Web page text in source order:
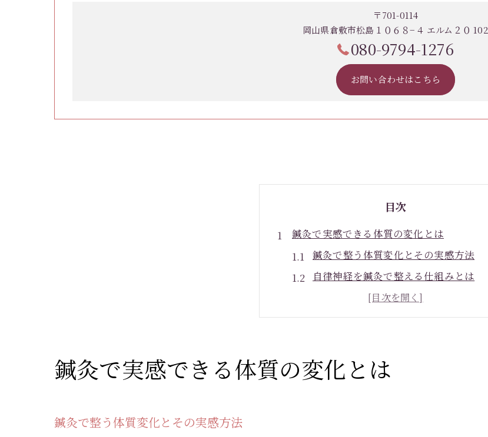
〒701-0114
岡山県倉敷市松島１０６８−４ エルム２０ 102
080-9794-1276
お問い合わせはこちら
目次
鍼灸で実感できる体質の変化とは
鍼灸で整う体質変化とその実感方法
自律神経を鍼灸で整える仕組みとは
鍼灸施術後に期待できる体調の変化
肩こりや疲労感への鍼灸効果を解説
体調不良に悩む方へ鍼灸の根本ケア
鍼灸が体調不良改善に役立つ理由
鍼灸で実感できる体質の変化とは
鍼灸で整う体質変化とその実感方法